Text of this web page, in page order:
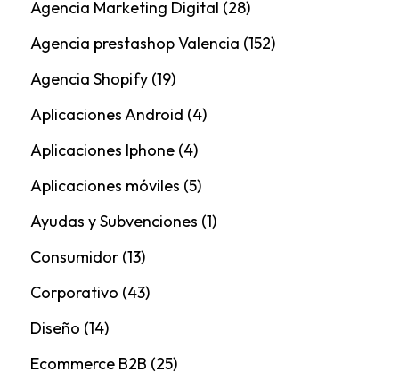
Agencia Marketing Digital (28)
Agencia prestashop Valencia (152)
Agencia Shopify(19)
Aplicaciones Android (4)
Aplicaciones Iphone(4)
Aplicaciones móviles (5)
Ayudas y Subvenciones (1)
Consumidor(13)
Corporativo (43)
Diseño (14)
Ecommerce B2B (25)